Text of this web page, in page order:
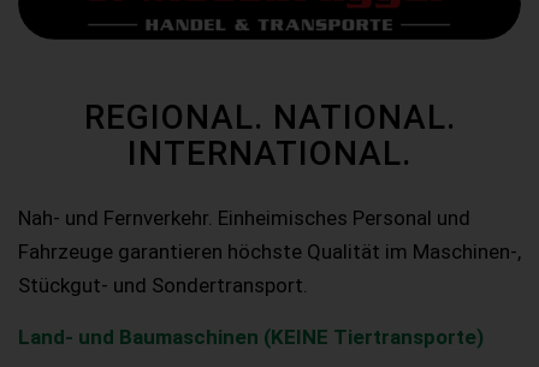
REGIONAL. NATIONAL.
INTERNATIONAL.
Nah- und Fernverkehr. Einheimisches Personal und
Fahrzeuge garantieren höchste Qualität im Maschinen-,
Stückgut- und Sondertransport.
Land- und Baumaschinen (KEINE Tiertransporte)